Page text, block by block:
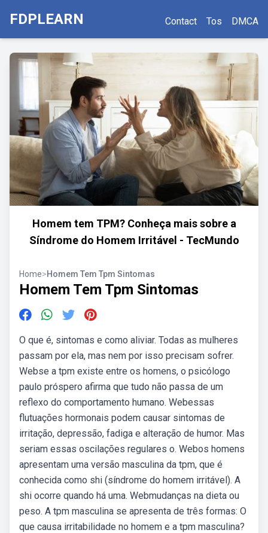
FDPLEARN Contact Tos DMCA
Homem tem TPM? Conheça mais sobre a
Síndrome do Homem Irritável - TecMundo
Home>Homem Tem Tpm Sintomas
Homem Tem Tpm Sintomas
O que é, sintomas e como aliviar. Todas as mulheres
passam por ela, mas nem por isso precisam sofrer.
Webse a tpm existe entre os homens, o psicólogo
paulo próspero afirma que tudo não passa de um
reflexo do comportamento humano. Webessas
flutuações hormonais podem causar sintomas de
irritação, depressão, fadiga e alteração de humor. Mas
seriam essas oscilações regulares o. Webos homens
apresentam uma versão masculina da tpm, que é
conhecida como shi (síndrome do homem irritável). A
shi ocorre quando há uma. Webmudanças na dieta ou
peso. A tpm masculina se apresenta de três formas: O
que causa irritabilidade no homem e a tpm masculina?